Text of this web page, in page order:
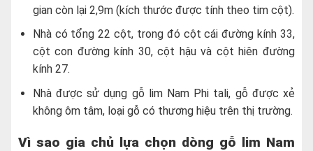
gian còn lại 2,9m (kích thước được tính theo tim cột).
Nhà có tổng 22 cột, trong đó cột cái đường kính 33,
cột con đường kính 30, cột hậu và cột hiên đường
kính 27.
Nhà được sử dụng gỗ lim Nam Phi tali, gỗ được xẻ
không ôm tâm, loại gỗ có thương hiệu trên thị trường.
Vì sao gia chủ lựa chọn dòng gỗ lim Nam